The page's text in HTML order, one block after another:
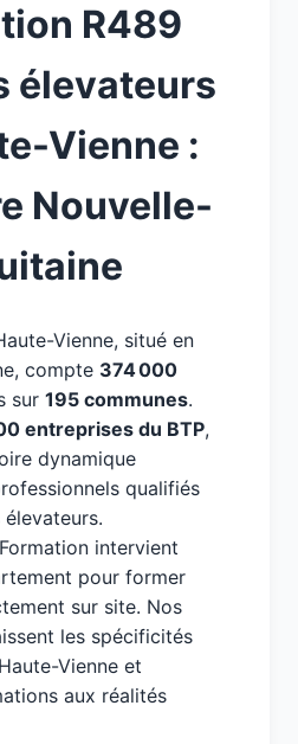
R489
élevateurs
Vienne :
Nouvelle-
Vienne, situé en
compte 374 000
sur 195 communes.
entreprises du BTP,
dynamique
qualifiés
intervient
pour former
sur site. Nos
les spécificités
Vienne et
aux réalités